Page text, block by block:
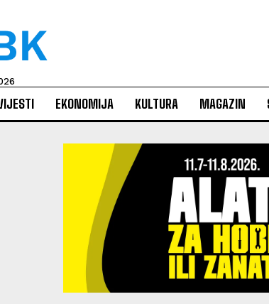
EKONOMIJA KULTURA MAGAZIN